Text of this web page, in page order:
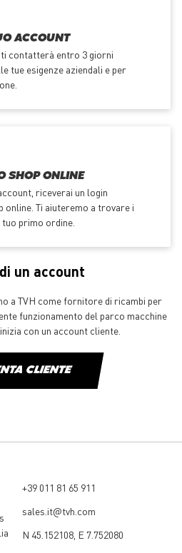
ACCOUNT
contatterà entro 3 giorni
tue esigenze aziendali e per
SHOP ONLINE
riceverai un login
Ti aiuteremo a trovare i
primo ordine.
un account
a TVH come fornitore di ricambi per
funzionamento del parco macchine
con un account cliente.
CLIENTE
+39 011 81 65 911
sales.it@tvh.com
N 45.152108, E 7.752080